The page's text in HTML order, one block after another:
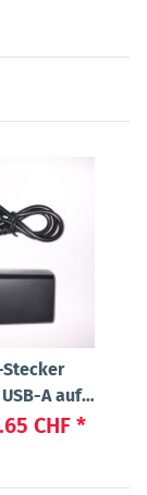
Stecker
A auf
CHF *